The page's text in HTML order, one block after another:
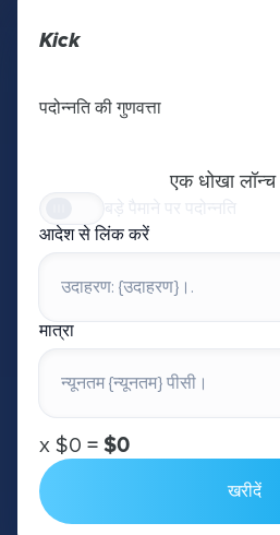
Kick
पदोन्नति की गुणवत्ता
एक धोखा
आदेश से लिंक करें
मात्रा
х $0 = $0
खरीदें